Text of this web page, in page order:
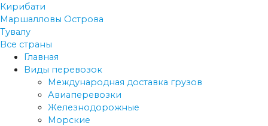
Кирибати
Маршалловы Острова
Тувалу
Все страны
Главная
Виды перевозок
Международная доставка грузов
Авиаперевозки
Железнодорожные
Морские